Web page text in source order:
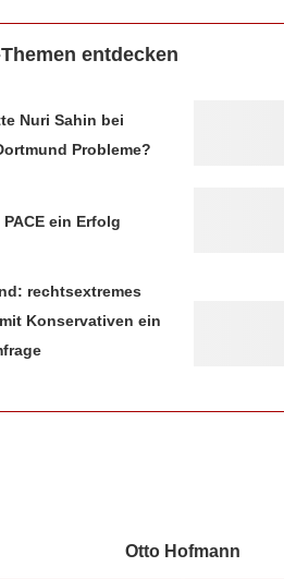
entdecken
Nuri Sahin bei
Probleme?
ein Erfolg
rechtsextremes
Konservativen ein
Otto Hofmann